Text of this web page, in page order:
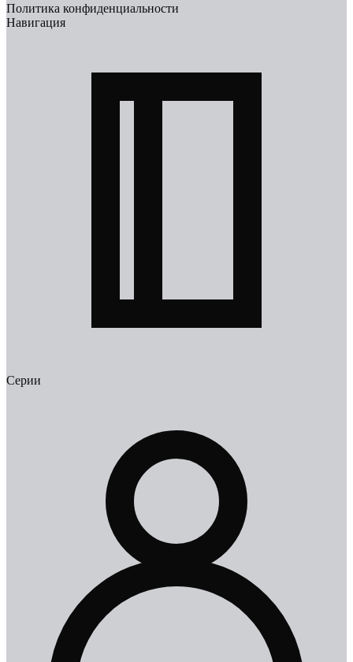
Политика конфиденциальности
Навигация
Серии